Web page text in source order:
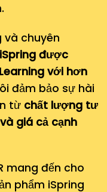
và chuyên
được
với hơn
đảm bảo sự hài
từ chất lượng tư
giá cả cạnh
mang đến cho
phẩm iSpring